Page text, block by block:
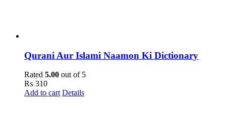
Qurani Aur Islami Naamon Ki Dictionary
Rated 5.00 out of 5
₨ 310
Add to cart Details